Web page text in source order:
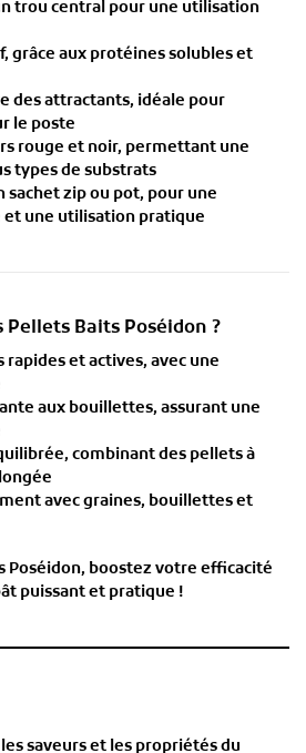
trou central pour une utilisation
, grâce aux protéines solubles et
des attractants, idéale pour
le poste
rouge et noir, permettant une
types de substrats
sachet zip ou pot, pour une
une utilisation pratique
Baits Poséidon ?
rapides et actives, avec une
aux bouillettes, assurant une
, combinant des pellets à
avec graines, bouillettes et
Poséidon, boostez votre efficacité
puissant et pratique !
saveurs et les propriétés du